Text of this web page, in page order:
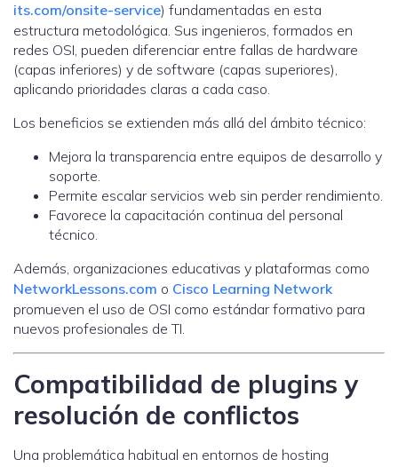
its.com/onsite-service) fundamentadas en esta
estructura metodológica. Sus ingenieros, formados en
redes OSI, pueden diferenciar entre fallas de hardware
(capas inferiores) y de software (capas superiores),
aplicando prioridades claras a cada caso.
Los beneficios se extienden más allá del ámbito técnico:
Mejora la transparencia entre equipos de desarrollo y
soporte.
Permite escalar servicios web sin perder rendimiento.
Favorece la capacitación continua del personal
técnico.
Además, organizaciones educativas y plataformas como
NetworkLessons.com o Cisco Learning Network
promueven el uso de OSI como estándar formativo para
nuevos profesionales de TI.
Compatibilidad de plugins y
resolución de conflictos
Una problemática habitual en entornos de hosting